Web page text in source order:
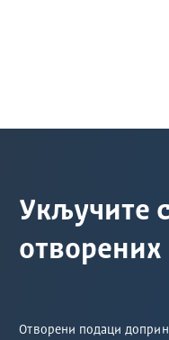
Укључите
отворених
Отворени подаци